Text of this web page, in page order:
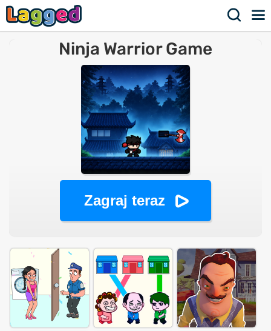
Ninja Warrior Game
Zagraj teraz